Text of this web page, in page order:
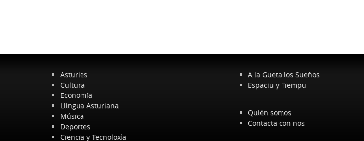
Asturies
Cultura
Economía
Llingua Asturiana
Música
Deportes
Ciencia y Tecnoloxía
A la Gueta los Sueños
Espaciu y Tiempu
Quién somos
Contacta con nos